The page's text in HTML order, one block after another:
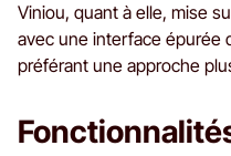
Viniou, quant à elle, mise
avec une interface épurée
préférant une approche